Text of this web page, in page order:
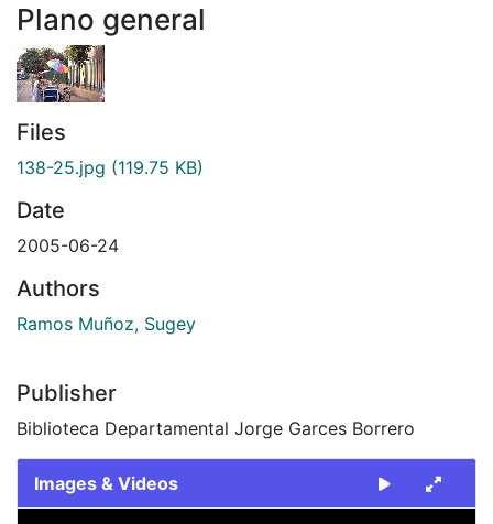
Plano general
Files
138-25.jpg (119.75 KB)
Date
2005-06-24
Authors
Ramos Muñoz, Sugey
Publisher
Biblioteca Departamental Jorge Garces Borrero
Images & Videos